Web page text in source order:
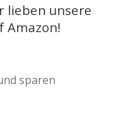
lieben unsere
Amazon!
sparen